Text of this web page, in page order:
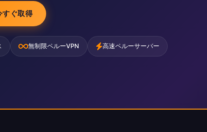
すぐ取得
無制限ペルーVPN 高速ペルーサーバー